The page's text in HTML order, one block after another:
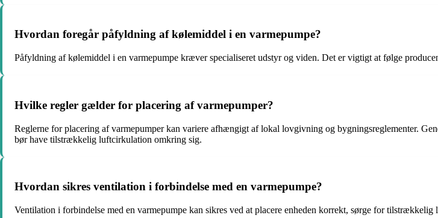
Hvordan foregår påfyldning af kølemiddel i en varmepumpe?
Påfyldning af kølemiddel i en varmepumpe kræver specialiseret udstyr og viden. Det er vigtigt at følge
Hvilke regler gælder for placering af varmepumper?
Reglerne for placering af varmepumper kan variere afhængigt af lokal lovgivning og bygningsreglementer.
bør have tilstrækkelig luftcirkulation omkring sig.
Hvordan sikres ventilation i forbindelse med en varmepumpe?
Ventilation i forbindelse med en varmepumpe kan sikres ved at placere enheden korrekt, sørge for